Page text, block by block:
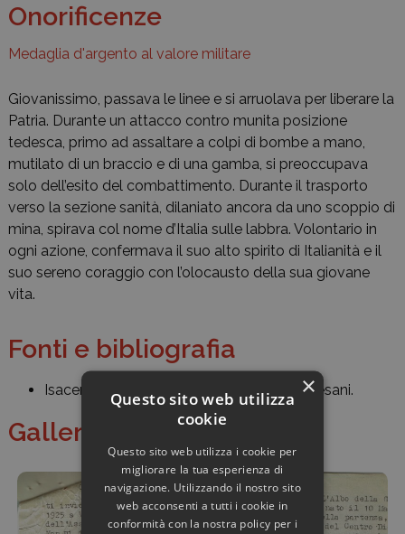
Onorificenze
Medaglia d'argento al valore militare
Giovanissimo, passava le linee e si arruolava per liberare la
Patria. Durante un attacco contro munita posizione
tedesca, primo ad assaltare a colpi di bombe a mano,
mutilato di un braccio e di una gamba, si preoccupava
solo dell’esito del combattimento. Durante il trasporto
verso la sezione sanità, dilaniato ancora da uno scoppio di
mina, spirava col nome d’Italia sulle labbra. Volontario in
ogni azione, confermava il suo alto spirito di Italianità e il
suo sereno coraggio con l’olocausto della sua giovane
vita.
Fonti e bibliografia
Isacem, Giac , b. 774, fasc. Maccari-Marchesani.
Galleria di immagini
×
Questo sito web utilizza
cookie
Questo sito web utilizza i cookie per
migliorare la tua esperienza di
navigazione. Utilizzando il nostro sito
web acconsenti a tutti i cookie in
conformità con la nostra policy per i